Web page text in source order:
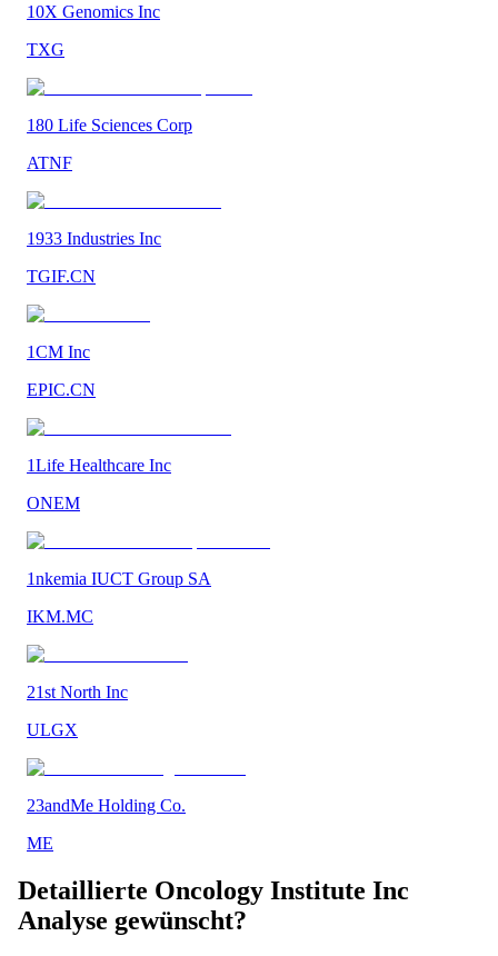
10X Genomics Inc
TXG
180 Life Sciences Corp
ATNF
1933 Industries Inc
TGIF.CN
1CM Inc
EPIC.CN
1Life Healthcare Inc
ONEM
1nkemia IUCT Group SA
IKM.MC
21st North Inc
ULGX
23andMe Holding Co.
ME
Detaillierte Oncology Institute Inc
Analyse gewünscht?